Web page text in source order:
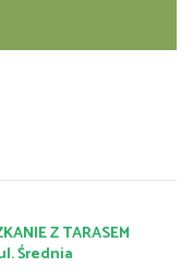
Z TARASEM
Średnia